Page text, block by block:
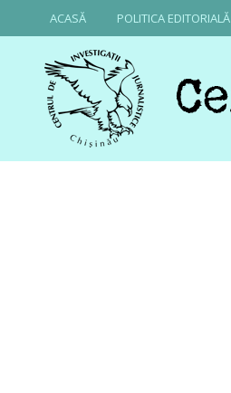
ACASĂ POLITICA EDITORIALĂ